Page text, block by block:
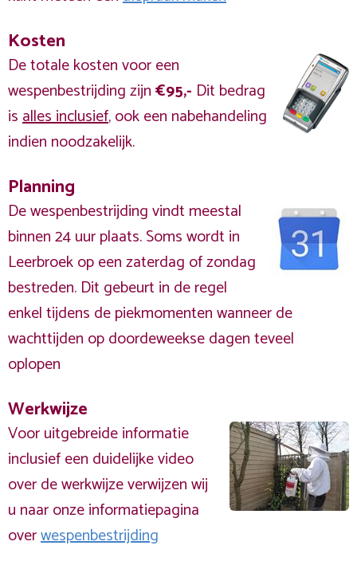
Kosten
De totale kosten voor een
wespenbestrijding zijn€95,- Dit bedrag
isalles inclusief, ook een nabehandeling
indien noodzakelijk.
Planning
De wespenbestrijding vindt meestal
binnen 24 uur plaats. Soms wordt in
Leerbroek op een zaterdag of zondag
bestreden. Dit gebeurt in de regel
enkel tijdens de piekmomenten wanneer de
wachttijden op doordeweekse dagen teveel
oplopen
Werkwijze
Voor uitgebreide informatie
inclusief een duidelijke video
over de werkwijze verwijzen wij
u naar onze informatiepagina
overwespenbestrijding